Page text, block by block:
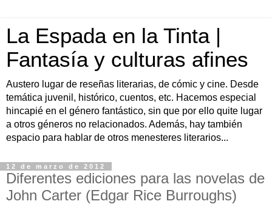
La Espada en la Tinta |
Fantasía y culturas afines
Austero lugar de reseñas literarias, de cómic y cine. Desde
temática juvenil, histórico, cuentos, etc. Hacemos especial
hincapié en el género fantástico, sin que por ello quite lugar
a otros géneros no relacionados. Además, hay también
espacio para hablar de otros menesteres literarios...
12 de marzo de 2012
Diferentes ediciones para las novelas de
John Carter (Edgar Rice Burroughs)